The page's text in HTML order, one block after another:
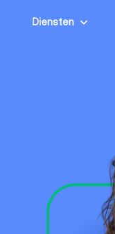
Diensten